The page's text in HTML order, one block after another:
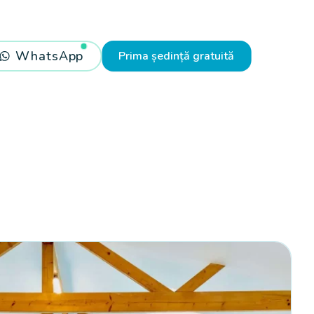
WhatsApp Prima ședință gratuită